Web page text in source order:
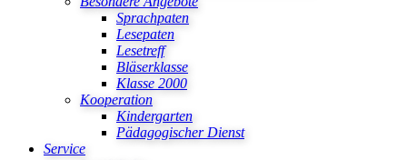
Sprachpaten
Lesepaten
Lesetreff
Bläserklasse
Klasse 2000
Kooperation
Kindergarten
Pädagogischer Dienst
Service